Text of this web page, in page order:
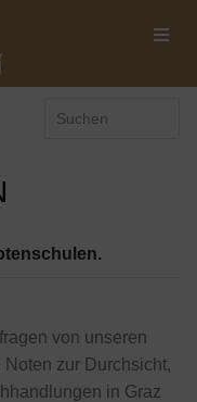
von unseren
zur Durchsicht,
in Graz